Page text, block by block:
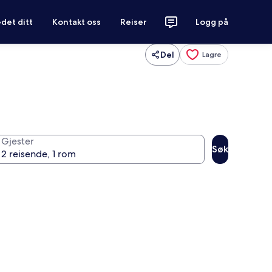
ditt Kontakt oss Reiser Logg på
Del Lagre
Gjester
Søk